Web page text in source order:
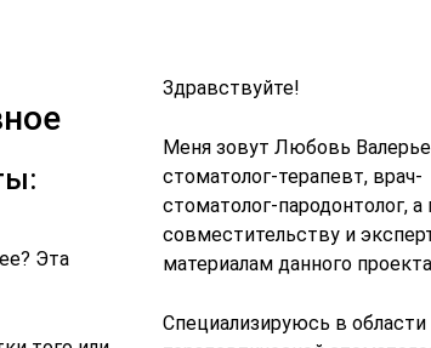
Эта
Здравствуйте!
Меня зовут Любовь
стоматолог-терапевт, врач-
стоматолог-пародонтолог, а
совместительству и
материалам данного
Специализируюсь в области